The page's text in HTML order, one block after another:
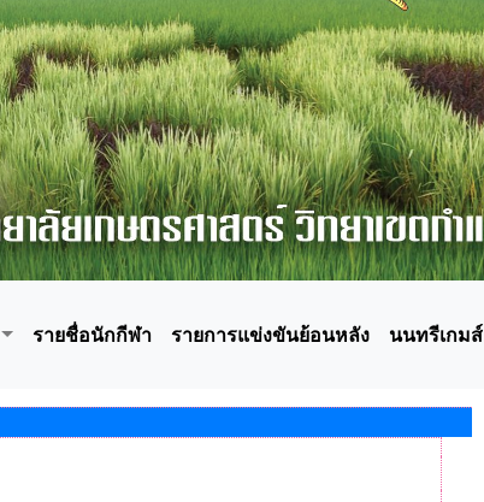
รายชื่อนักกีฬา รายการแข่งขันย้อนหลัง นนทรีเกมส์